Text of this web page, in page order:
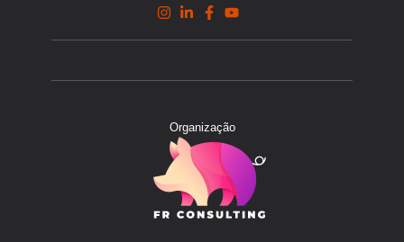
Organização